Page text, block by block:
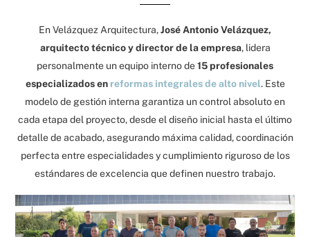
En Velázquez Arquitectura,José Antonio Velázquez,
arquitecto técnico y director de la empresa, lidera
personalmente un equipo interno de15 profesionales
especializados en reformas integrales de alto nivel. Este
modelo de gestión interna garantiza un control absoluto en
cada etapa del proyecto, desde el diseño inicial hasta el último
detalle de acabado, asegurando máxima calidad, coordinación
perfecta entre especialidades y cumplimiento riguroso de los
estándares de excelencia que definen nuestro trabajo.